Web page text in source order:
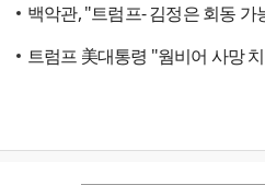
백악관, "트럼프- 김정은 회동 가
트럼프 美대통령 "웜비어 사망